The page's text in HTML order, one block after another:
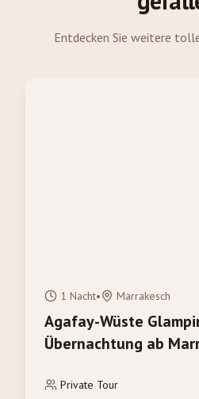
Entdecken Sie weitere
1 Nacht• Marrakesch
Agafay-Wüste
Übernachtung ab
Sonnenaufgang
Private Tour